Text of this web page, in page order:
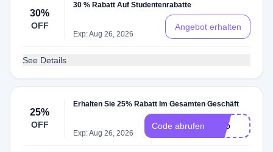
30%
OFF
30 % Rabatt Auf Studentenrabatte
Exp: Aug 26, 2026
Angebot erhalten
See Details
25%
OFF
Erhalten Sie 25% Rabatt Im Gesamten Geschäft
Exp: Aug 26, 2026
Code abrufen N25